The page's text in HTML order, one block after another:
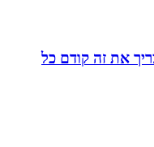
את זה קודם כל